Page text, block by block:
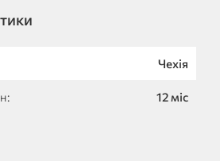
Чехія
12 міс